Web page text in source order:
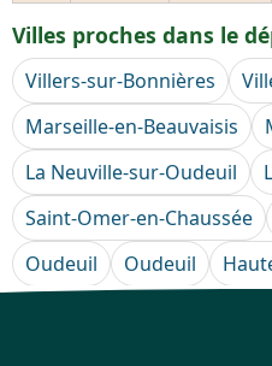
Villes proches dans le
Villers-sur-Bonnières
Marseille-en-Beauvaisis
La Neuville-sur-Oudeuil
Saint-Omer-en-Chaussée
Oudeuil
Oudeuil